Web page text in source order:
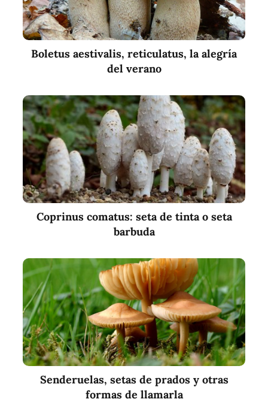
Boletus aestivalis, reticulatus, la alegría
del verano
Coprinus comatus: seta de tinta o seta
barbuda
Senderuelas, setas de prados y otras
formas de llamarla